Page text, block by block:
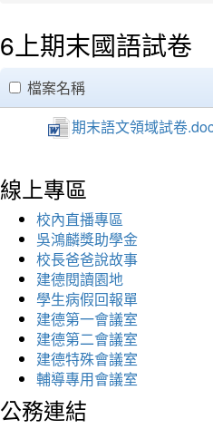
6上期末國語試卷
clickAll
檔案名稱
期末語文領域試卷
線上專區
校內直播專區
吳鴻麟獎助學金
校長爸爸說故事
建德閱讀園地
學生病假回報單
建德第一會議室
建德第二會議室
建德特殊會議室
輔導專用會議室
公務連結